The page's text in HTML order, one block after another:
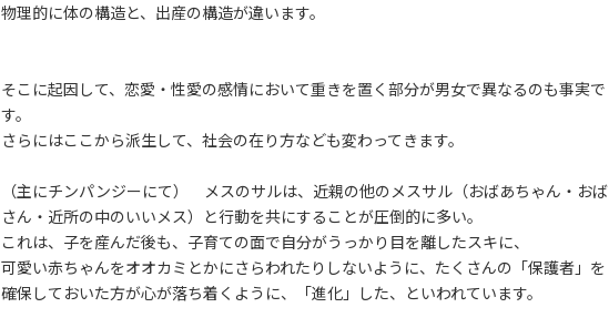
物理的に体の構造と、出産の構造が違います。
そこに起因して、恋愛・性愛の感情において重きを置く部分が男女で異なるのも事実で
す。
さらにはここから派生して、社会の在り方なども変わってきます。
（主にチンパンジーにて） メスのサルは、近親の他のメスサル（おばあちゃん・おば
さん・近所の中のいいメス）と行動を共にすることが圧倒的に多い。
これは、子を産んだ後も、子育ての面で自分がうっかり目を離したスキに、
可愛い赤ちゃんをオオカミとかにさらわれたりしないように、たくさんの「保護者」を
確保しておいた方が心が落ち着くように、「進化」した、といわれています。